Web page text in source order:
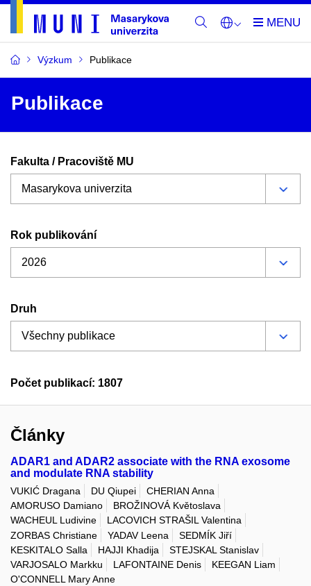
Výzkum Publikace
Publikace
Fakulta / Pracoviště MU
Rok publikování
Druh
Počet publikací: 1807
Články
ADAR1 and ADAR2 associate with the RNA exosome
and modulate RNA stability
VUKIĆ Dragana DU Qiupei
CHERIAN Anna
AMORUSO Damiano
BROŽINOVÁ Květoslava
WACHEUL Ludivine
LACOVICH STRAŠIL Valentina
ZORBAS Christiane
YADAV Leena
SEDMÍK Jiří
KESKITALO Salla
HAJJI Khadija
STEJSKAL Stanislav
VARJOSALO Markku
LAFONTAINE Denis
KEEGAN Liam
O'CONNELL Mary Anne